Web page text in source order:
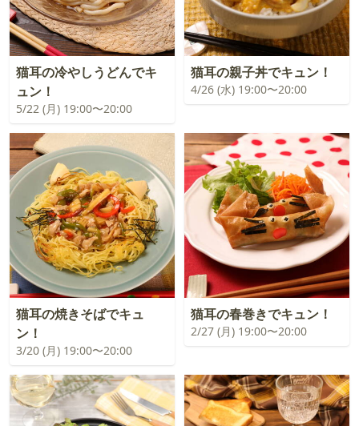
猫耳の冷やしうどんでキ
ュン！
5/22 (月) 19:00〜20:00
猫耳の親子丼でキュン！
4/26 (水) 19:00〜20:00
猫耳の焼きそばでキュ
ン！
3/20 (月) 19:00〜20:00
猫耳の春巻きでキュン！
2/27 (月) 19:00〜20:00